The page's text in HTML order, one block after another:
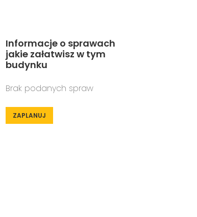
Informacje o sprawach
jakie załatwisz w tym
budynku
Brak podanych spraw
ZAPLANUJ